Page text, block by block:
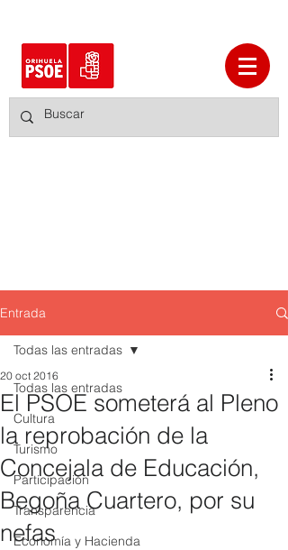
Entrada
Todas las entradas
Cultura
Turismo
Participación
Transparencia
Economía y Hacienda
Todas las entradas
El PSOE someterá al Pleno
la reprobación de la
Concejala de Educación,
Begoña Cuartero, por su
nefas
20 oct 2016